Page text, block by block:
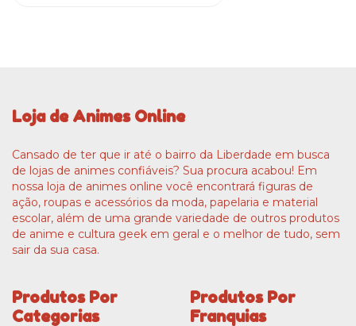
Loja de Animes Online
Cansado de ter que ir até o bairro da Liberdade em busca
de lojas de animes confiáveis? Sua procura acabou! Em
nossa loja de animes online você encontrará figuras de
ação, roupas e acessórios da moda, papelaria e material
escolar, além de uma grande variedade de outros produtos
de anime e cultura geek em geral e o melhor de tudo, sem
sair da sua casa.
Produtos Por
Categorias
Produtos Por
Franquias